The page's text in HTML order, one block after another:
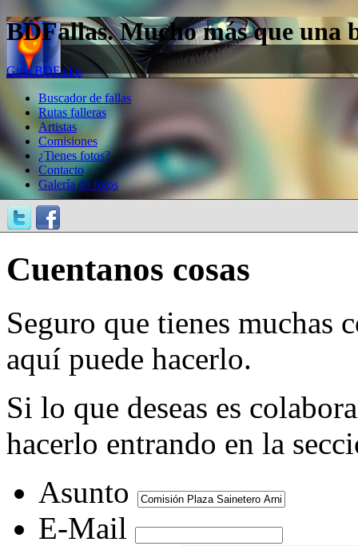
BDFallas. Mucho más que una
Guía BDFallas
Buscador de fallas
Rutas falleras
Artistas
Comisiones
¿Tienes fotos?
Contacto
Galería de fotos
Cuentanos cosas
Seguro que tienes muchas
aquí puede hacerlo.
Si lo que deseas es
hacerlo entrando en la
Asunto
E-Mail